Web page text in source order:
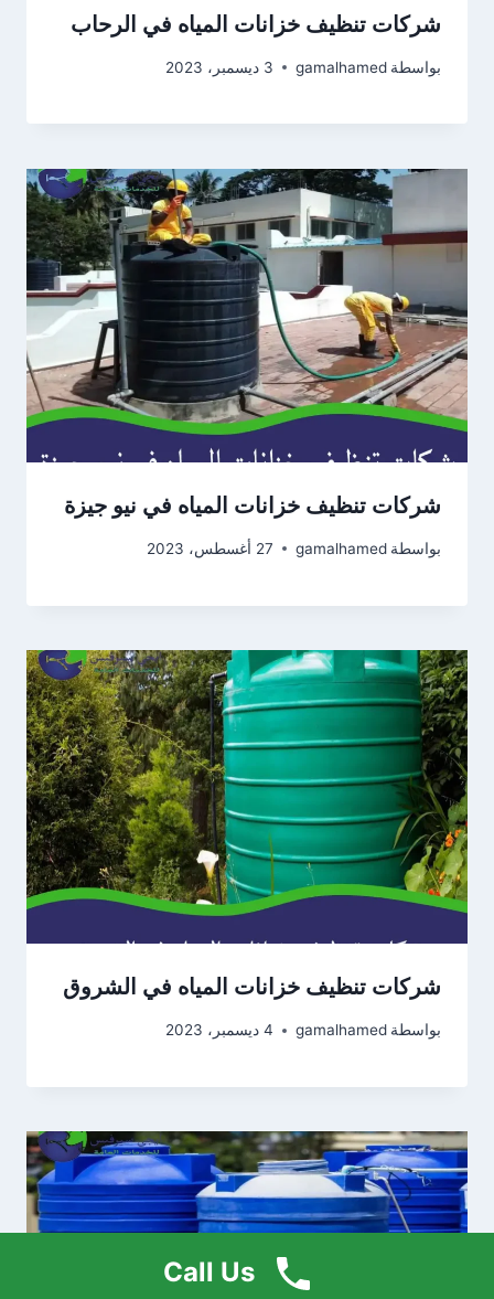
شركات تنظيف خزانات المياه في الرحاب
بواسطة gamalhamed 3 ديسمبر، 2023
شركات تنظيف خزانات المياه في نيو جيزة
بواسطة gamalhamed 27 أغسطس، 2023
شركات تنظيف خزانات المياه في الشروق
بواسطة gamalhamed 4 ديسمبر، 2023
Call Us